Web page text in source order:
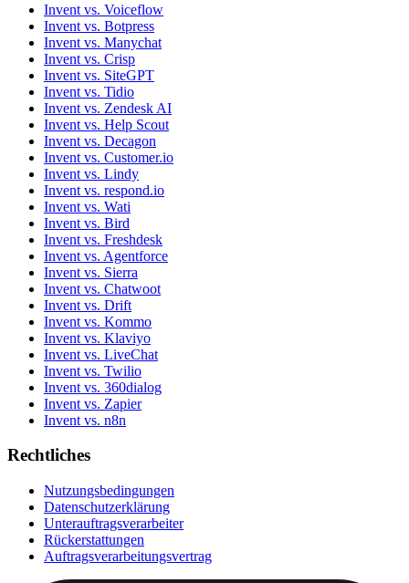
Invent vs. Voiceflow
Invent vs. Botpress
Invent vs. Manychat
Invent vs. Crisp
Invent vs. SiteGPT
Invent vs. Tidio
Invent vs. Zendesk AI
Invent vs. Help Scout
Invent vs. Decagon
Invent vs. Customer.io
Invent vs. Lindy
Invent vs. respond.io
Invent vs. Wati
Invent vs. Bird
Invent vs. Freshdesk
Invent vs. Agentforce
Invent vs. Sierra
Invent vs. Chatwoot
Invent vs. Drift
Invent vs. Kommo
Invent vs. Klaviyo
Invent vs. LiveChat
Invent vs. Twilio
Invent vs. 360dialog
Invent vs. Zapier
Invent vs. n8n
Rechtliches
Nutzungsbedingungen
Datenschutzerklärung
Unterauftragsverarbeiter
Rückerstattungen
Auftragsverarbeitungsvertrag